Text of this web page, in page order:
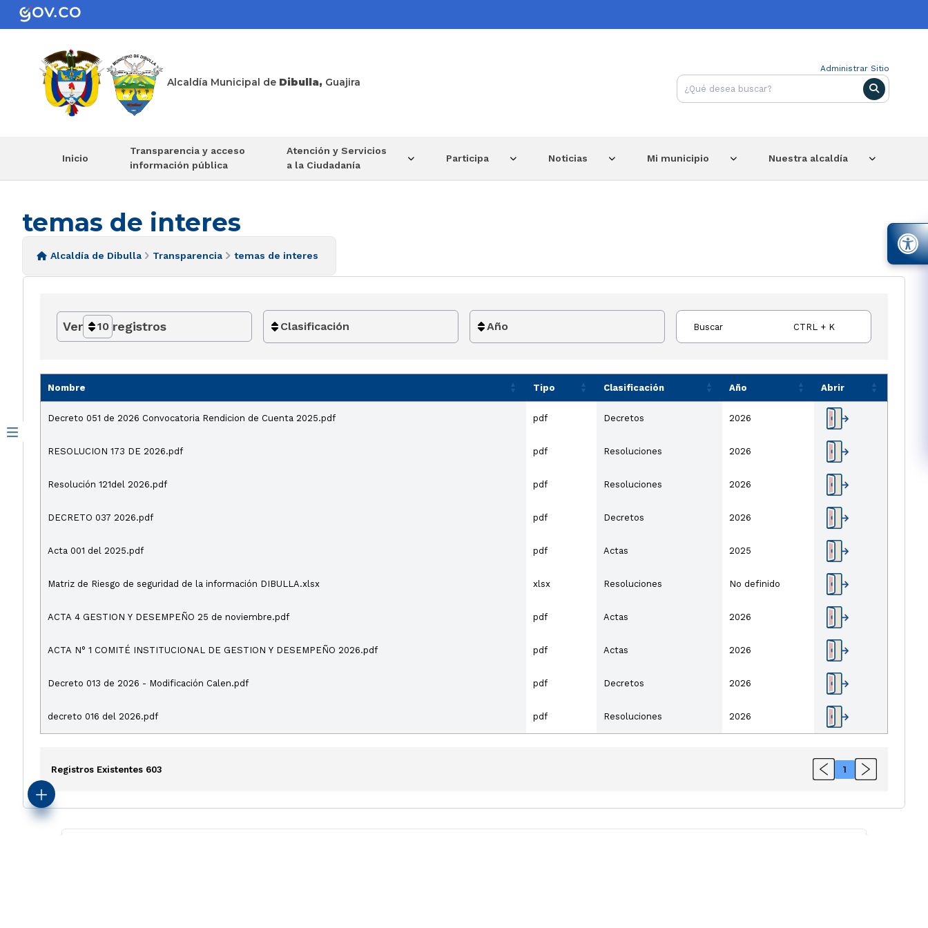
Alcaldía Municipal de Dibulla, Guajira
Administrar Sitio
Inicio
Transparencia y acceso
información pública
Atención y Servicios
a la Ciudadanía
Participa Noticias Mi municipio Nuestra alcaldía
temas de interes
Alcaldía de Dibulla Transparencia temas de interes
Ver 10 registros Clasificación Año Buscar CTRL + K
Nombre Tipo Clasificación Año Abrir
Decreto 051 de 2026 Convocatoria Rendicion de Cuenta 2025.pdf pdf Decretos 2026
RESOLUCION 173 DE 2026.pdf pdf Resoluciones 2026
Resolución 121del 2026.pdf pdf Resoluciones 2026
DECRETO 037 2026.pdf pdf Decretos 2026
Acta 001 del 2025.pdf pdf Actas 2025
Matriz de Riesgo de seguridad de la información DIBULLA.xlsx xlsx Resoluciones No definido
ACTA 4 GESTION Y DESEMPEÑO 25 de noviembre.pdf pdf Actas 2026
ACTA N° 1 COMITÉ INSTITUCIONAL DE GESTION Y DESEMPEÑO 2026.pdf pdf Actas 2026
Decreto 013 de 2026 - Modificación Calen.pdf pdf Decretos 2026
decreto 016 del 2026.pdf pdf Resoluciones 2026
Registros Existentes 603 1